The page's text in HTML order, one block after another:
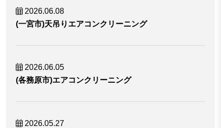
2026.06.08
(一宮市)天吊りエアコンクリーニング
2026.06.05
(各務原市)エアコンクリーニング
2026.05.27